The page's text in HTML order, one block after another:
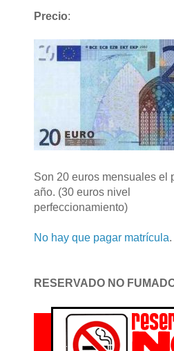
Precio:
Son 20 euros mensuales el
año. (30 euros nivel
perfeccionamiento)
No hay que pagar matrícula.
RESERVADO NO